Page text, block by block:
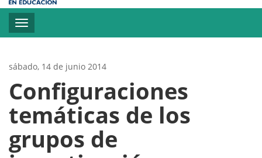
Toggle
navigation
sábado, 14 de junio 2014
Configuraciones
temáticas de los
grupos de